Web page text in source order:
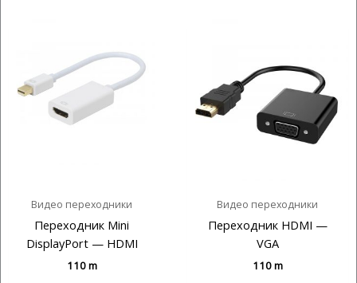
Видео переходники
Переходник Mini
DisplayPort — HDMI
110m
Видео переходники
Переходник HDMI —
VGA
110m